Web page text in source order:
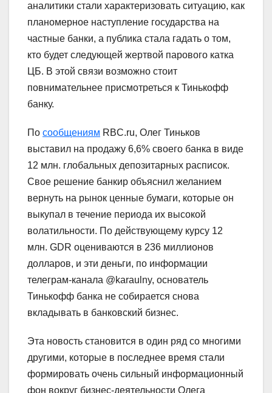
аналитики стали характеризовать ситуацию, как
планомерное наступление государства на
частные банки, а публика стала гадать о том,
кто будет следующей жертвой парового катка
ЦБ. В этой связи возможно стоит
повнимательнее присмотреться к Тинькофф
банку.
По сообщениям RBC.ru, Олег Тиньков
выставил на продажу 6,6% своего банка в виде
12 млн. глобальных депозитарных расписок.
Свое решение банкир объяснил желанием
вернуть на рынок ценные бумаги, которые он
выкупал в течение периода их высокой
волатильности. По действующему курсу 12
млн. GDR оцениваются в 236 миллионов
долларов, и эти деньги, по информации
телеграм-канала @karaulny, основатель
Тинькофф банка не собирается снова
вкладывать в банковский бизнес.
Эта новость становится в один ряд со многими
другими, которые в последнее время стали
формировать очень сильный информационный
фон вокруг бизнес-деятельности Олега